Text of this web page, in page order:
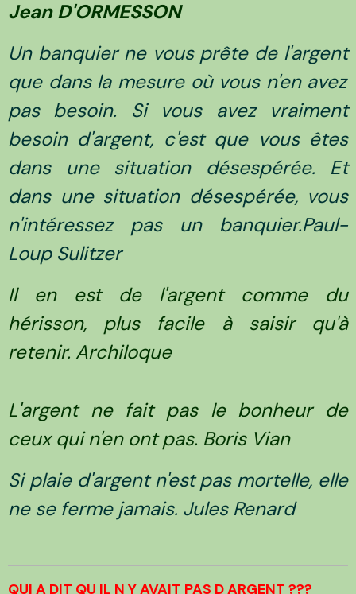
Jean D'ORMESSON
Un banquierne vous prêtede l'argent
que dans la mesureoù vous n'en avez
pas besoin. Si vous avez vraiment
besoind'argent, c'est que vous êtes
dans une situation désespérée. Et
dans une situation désespérée, vous
n'intéressezpas un banquier.Paul-
Loup Sulitzer
Il en est de l'argent comme du
hérisson, plus facile à saisir qu'à
retenir. Archiloque
L'argent ne fait pas le bonheur de
ceux qui n'en ont pas. Boris Vian
Si plaie d'argent n'est pas mortelle, elle
ne se ferme jamais. Jules Renard
QUI A DIT QU IL N Y AVAIT PAS D ARGENT ???